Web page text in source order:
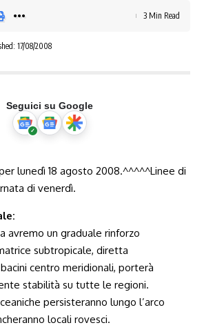
17/08/2008
3 Min Read
Seguici su Google
avremo un graduale rinforzo
subtropicale, diretta
centro meridionali, porterà
stabilità su tutte le regioni.
persisteranno lungo l’arco
locali rovesci.